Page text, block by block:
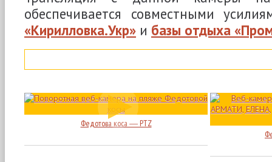
закаты
«Пересыпь»
«Коралловый
Остров»
База отдыха
«Каравелла»
Лиман и набережная.
Море крупным
планом.
обеспечивается совместными
«Кирилловка.Укр» и базы отдыха
Федотова коса ― PTZ